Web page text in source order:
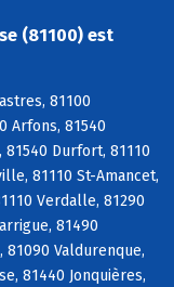
(81100) est
81100
Arfons, 81540
81540 Durfort, 81110
81110 St-Amancet,
Verdalle, 81290
81490
Valdurenque,
81440 Jonquières,